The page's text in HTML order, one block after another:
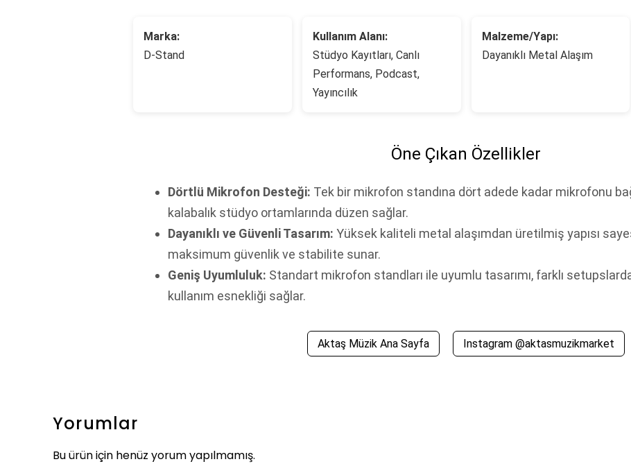
Marka:
D-Stand
Kullanım Alanı:
Stüdyo Kayıtları, Canlı
Performans, Podcast,
Yayıncılık
Malzeme/Yapı:
Dayanıklı Metal Alaşım
Öne Çıkan Özellikler
Dörtlü Mikrofon Desteği: Tek bir mikrofon standına dört adede kadar mikrofonu
kalabalık stüdyo ortamlarında düzen sağlar.
Dayanıklı ve Güvenli Tasarım: Yüksek kaliteli metal alaşımdan üretilmiş yapısı
maksimum güvenlik ve stabilite sunar.
Geniş Uyumluluk: Standart mikrofon standları ile uyumlu tasarımı, farklı
kullanım esnekliği sağlar.
Aktaş Müzik Ana Sayfa Instagram @aktasmuzikmarket
Yorumlar
Bu ürün için henüz yorum yapılmamış.